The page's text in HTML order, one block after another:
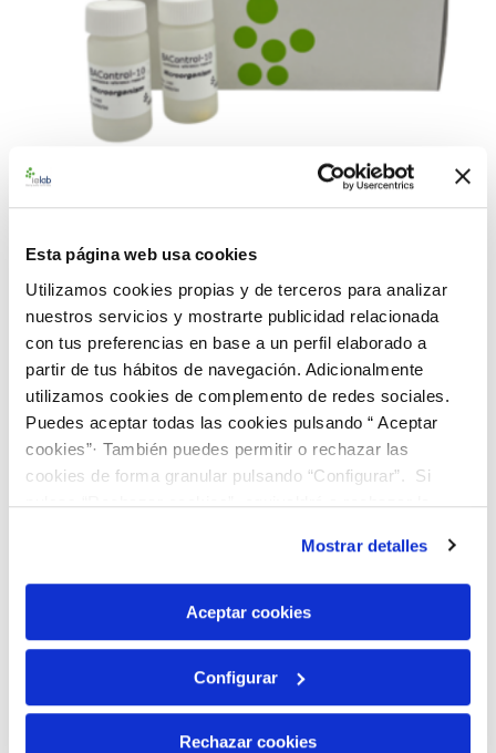
Esta página web usa cookies
Utilizamos cookies propias y de terceros para analizar
nuestros servicios y mostrarte publicidad relacionada
con tus preferencias en base a un perfil elaborado a
partir de tus hábitos de navegación. Adicionalmente
utilizamos cookies de complemento de redes sociales.
Puedes aceptar todas las cookies pulsando “ Aceptar
cookies”· También puedes permitir o rechazar las
cookies de forma granular pulsando “Configurar”. Si
pulsas “Rechazar cookies”, equivaldrá a rechazar la
son indispensables para que el sitio web funcione y que
por tanto no se pueden desactivar. Puedes consultar
más información en nuestraPolítica de Cookies
Mostrar detalles
Aceptar cookies
Configurar
Rechazar cookies
990209 BACredi BC-10 Rango Bajo B. subtilis
CECT 356
226,00 €
AÑADIR AL CARRITO